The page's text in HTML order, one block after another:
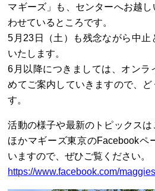
マギーズ」も、センターへお越
わせているところです。
5月23日（土）も残念ながら中止
いたします。
6月以降につきましては、オンラ
めてご案内していきますので、
す。
活動の様子や最新のトピックス
ほかマギーズ東京のFacebookペ
いますので、ぜひご覧ください。
https://www.facebook.com/